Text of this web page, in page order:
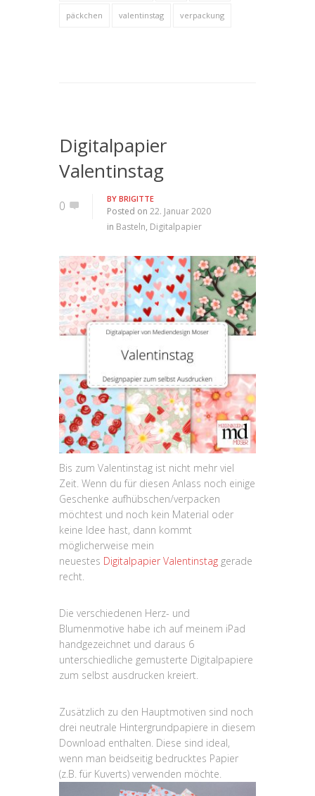
päckchen valentinstag verpackung
Digitalpapier
Valentinstag
0 BY BRIGITTE
Posted on 22. Januar 2020
in Basteln, Digitalpapier
Bis zum Valentinstag ist nicht mehr viel
Zeit. Wenn du für diesen Anlass noch einige
Geschenke aufhübschen/verpacken
möchtest und noch kein Material oder
keine Idee hast, dann kommt
möglicherweise mein
neuestes Digitalpapier Valentinstag gerade
recht.
Die verschiedenen Herz- und
Blumenmotive habe ich auf meinem iPad
handgezeichnet und daraus 6
unterschiedliche gemusterte Digitalpapiere
zum selbst ausdrucken kreiert.
Zusätzlich zu den Hauptmotiven sind noch
drei neutrale Hintergrundpapiere in diesem
Download enthalten. Diese sind ideal,
wenn man beidseitig bedrucktes Papier
(z.B. für Kuverts) verwenden möchte.